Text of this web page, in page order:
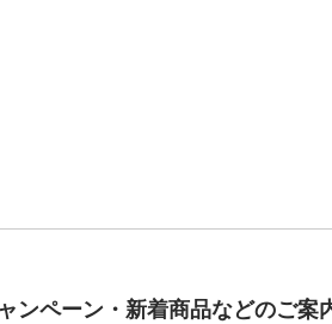
ンペーン・新着商品などのご案